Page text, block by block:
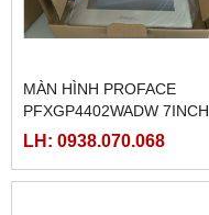
MÀN HÌNH PROFACE
PFXGP4402WADW 7INCH
LH: 0938.070.068